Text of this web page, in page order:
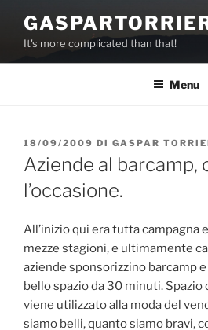
contenuto
It's more complicated than that!
Menu
PUBBLICATO
IL
18/09/2009 DI GASPAR
Aziende al barcamp,
l’occasione.
All’inizio qui era tutta campagna
mezze stagioni, e ultimamente
aziende sponsorizzino barcamp
bello spazio da 30 minuti.
viene utilizzato alla moda del
siamo belli, quanto siamo bravi,